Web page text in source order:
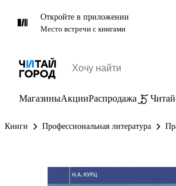
Откройте в приложении
Место встречи с книгами
МагазиныАкцииРаспродажа
Книги Профессиональная литература